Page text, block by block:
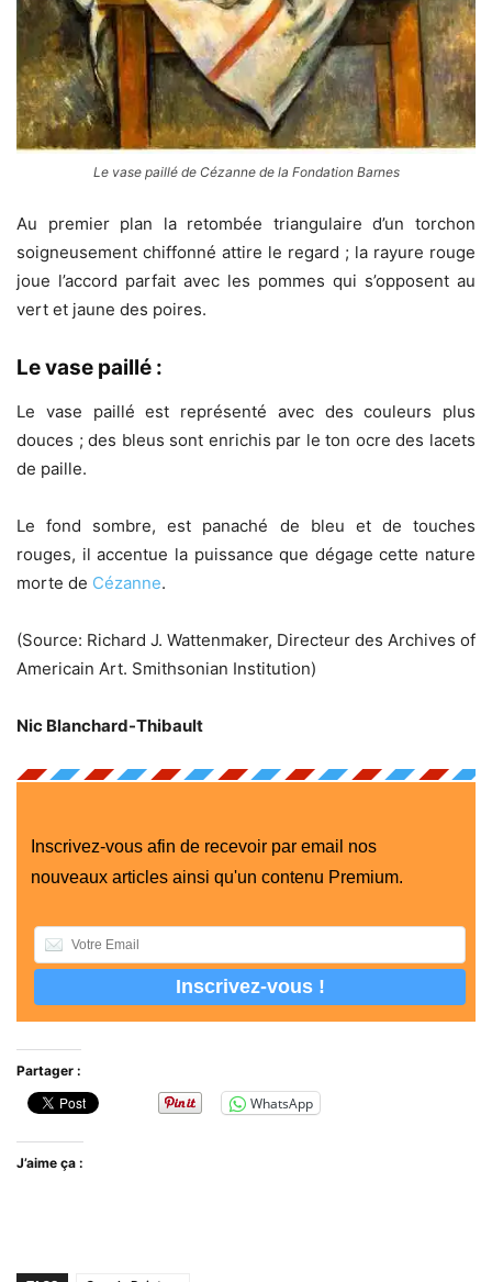
Le vase paillé de Cézanne de la Fondation Barnes
Au premier plan la retombée triangulaire d’un torchon
soigneusement chiffonné attire le regard ; la rayure rouge
joue l’accord parfait avec les pommes qui s’opposent au
vert et jaune des poires.
Le vase paillé :
Le vase paillé est représenté avec des couleurs plus
douces ; des bleus sont enrichis par le ton ocre des lacets
de paille.
Le fond sombre, est panaché de bleu et de touches
rouges, il accentue la puissance que dégage cette nature
morte de Cézanne.
(Source: Richard J. Wattenmaker, Directeur des Archives of
Americain Art. Smithsonian Institution)
Nic Blanchard-Thibault
Inscrivez-vous afin de recevoir par email nos
nouveaux articles ainsi qu'un contenu Premium.
Partager :
WhatsApp
J’aime ça :